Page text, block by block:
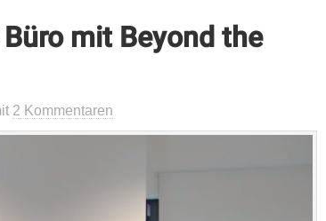
mit Beyond the
2 Kommentaren